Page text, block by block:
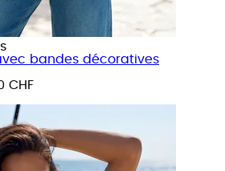
bandes décoratives
CHF